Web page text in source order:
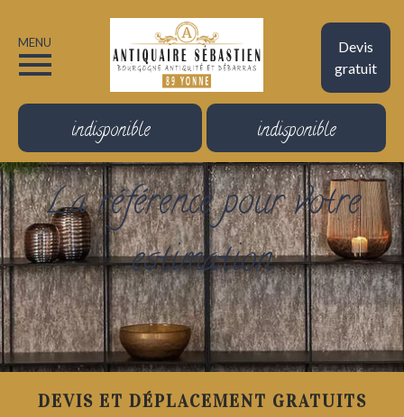
Devis
gratuit
MENU
indisponible indisponible
La référence pour votre
estimation
DEVIS ET DÉPLACEMENT GRATUITS